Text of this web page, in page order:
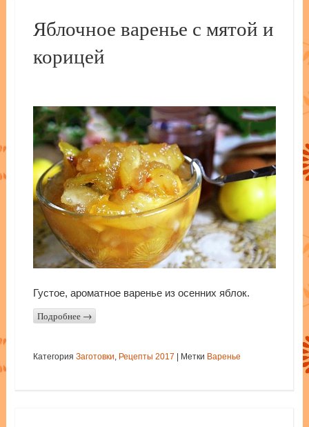
Яблочное варенье с мятой и
корицей
Густое, ароматное варенье из осенних яблок.
Подробнее →
Категория Заготовки Рецепты 2017 Метки Варенье